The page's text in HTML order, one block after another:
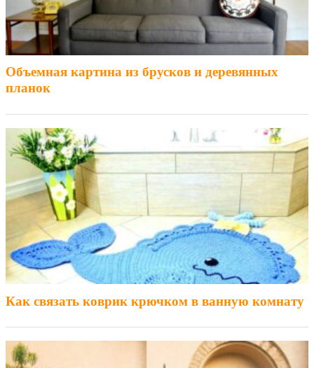
Объемная картина из брусков и деревянных
планок
Как связать коврик крючком в ванную комнату